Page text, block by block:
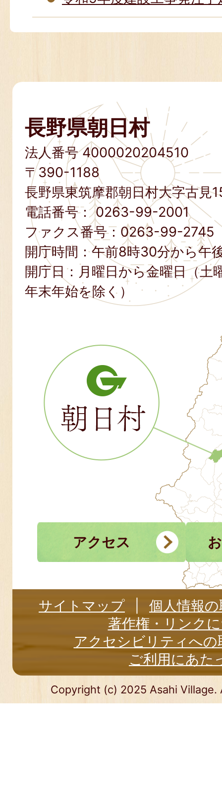
長野県朝日村
法人番号 4000020204510
〒390-1188
長野県東筑摩郡朝日村大字古見
電話番号：0263-99-2001
ファクス番号： 0263-99-2745
開庁時間：午前8時30分から午
開庁日：月曜日から金曜日（土
年末年始を除く）
アクセス
サイトマップ
個人情報
著作権・リンク
アクセシビリティへの
ご利用にあた
Copyright (c) 2025 Asahi Village.